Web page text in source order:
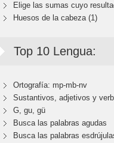
Elige las sumas cuyo
Huesos de la cabeza (1)
Top 10 Lengua:
Ortografía: mp-mb-nv
Sustantivos, adjetivos y
G, gu, gü
Busca las palabras agudas
Busca las palabras